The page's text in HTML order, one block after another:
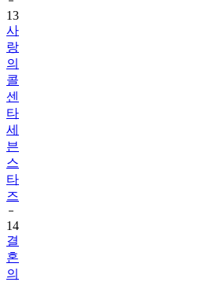
13
사
랑
의
콜
센
타
세
븐
스
타
즈
14
결
혼
의